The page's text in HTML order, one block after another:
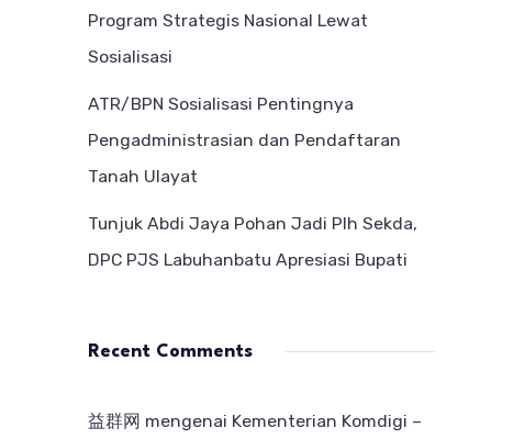
Program Strategis Nasional Lewat
Sosialisasi
ATR/BPN Sosialisasi Pentingnya
Pengadministrasian dan Pendaftaran
Tanah Ulayat
Tunjuk Abdi Jaya Pohan Jadi Plh Sekda,
DPC PJS Labuhanbatu Apresiasi Bupati
Recent Comments
益群网 mengenai Kementerian Komdigi –